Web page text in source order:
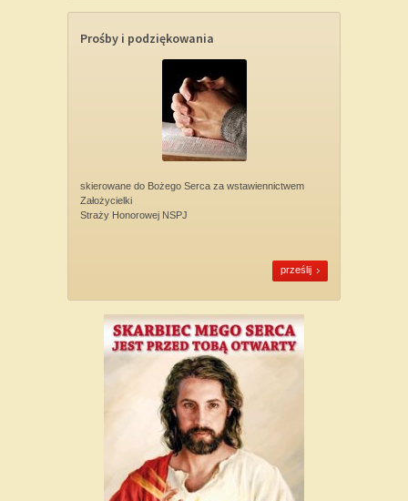
Prośby i podziękowania
skierowane do Bożego Serca za wstawiennictwem
Założycielki
Straży Honorowej NSPJ
prześlij